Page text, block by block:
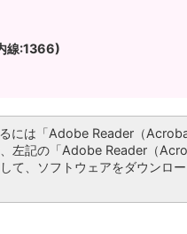
線:1366)
には「Adobe Reader（
左記の「Adobe Reader（
て、ソフトウェアをダウンロ